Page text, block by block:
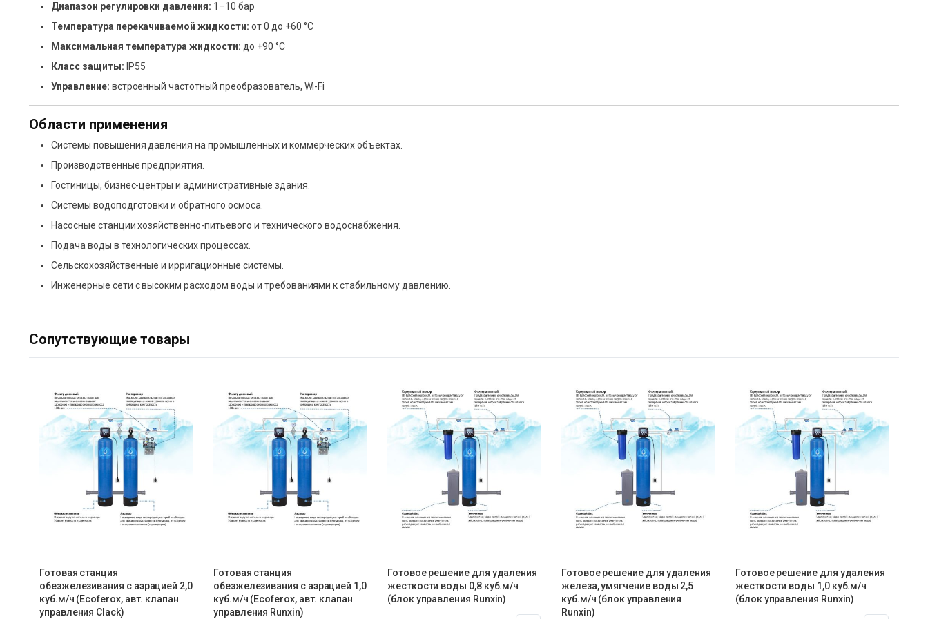
Диапазон регулировки давления: 1–10 бар
Температура перекачиваемой жидкости: от 0 до +60 °C
Максимальная температура жидкости: до +90 °C
Класс защиты: IP55
Управление: встроенный частотный преобразователь, Wi-Fi
Области применения
Системы повышения давления на промышленных и коммерческих объектах.
Производственные предприятия.
Гостиницы, бизнес-центры и административные здания.
Системы водоподготовки и обратного осмоса.
Насосные станции хозяйственно-питьевого и технического водоснабжения.
Подача воды в технологических процессах.
Сельскохозяйственные и ирригационные системы.
Инженерные сети с высоким расходом воды и требованиями к стабильному давлению.
Сопутствующие товары
Готовая станция
обезжелезивания c аэрацией 2,0
куб.м/ч (Ecoferox, авт. клапан
управления Clack)
Готовая станция
обезжелезивания c аэрацией 1,0
куб.м/ч (Ecoferox, авт. клапан
управления Runxin)
Готовое решение для удаления
жесткости воды 0,8 куб.м/ч
(блок управления Runxin)
Готовое решение для удаления
железа, умягчение воды 2,5
куб.м/ч (блок управления
Runxin)
Готовое решение для удаления
жесткости воды 1,0 куб.м/ч
(блок управления Runxin)